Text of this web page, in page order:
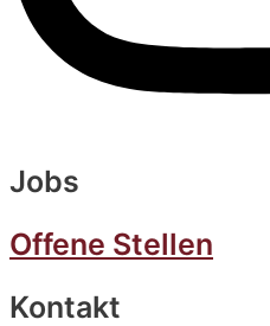
Jobs
Offene Stellen
Kontakt